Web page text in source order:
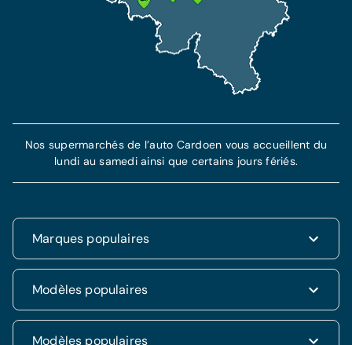
Marques populaires
Renault
Dacia
Modèles populaires
Renault Clio
Modèles populaires
Nos supermarchés de l’auto Cardoen vous accueillent du
lundi au samedi ainsi que certains jours fériés.